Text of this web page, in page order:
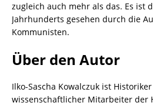
zugleich auch mehr als das. Es ist
Jahrhunderts gesehen durch die
Kommunisten.
Über den Autor
Ilko-Sascha Kowalczuk ist
wissenschaftlicher Mitarbeiter der